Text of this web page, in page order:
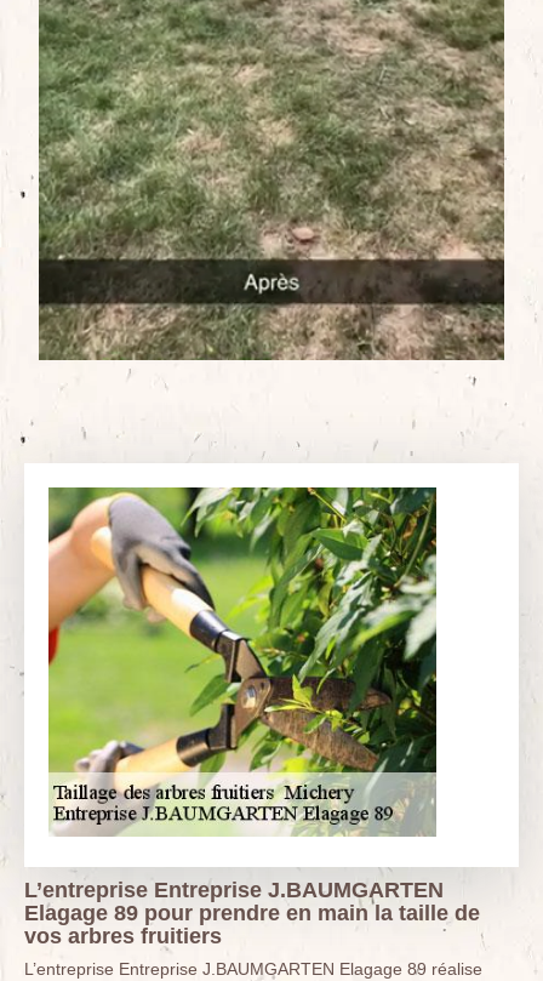
L’entreprise Entreprise J.BAUMGARTEN
Elagage 89 pour prendre en main la taille de
vos arbres fruitiers
L’entreprise Entreprise J.BAUMGARTEN Elagage 89 réalise